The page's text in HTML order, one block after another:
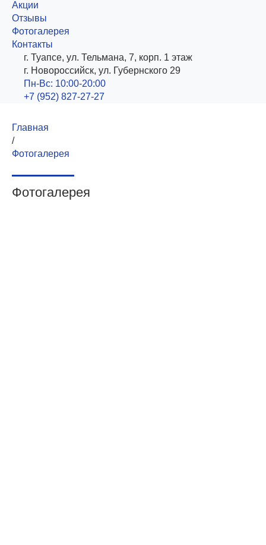
Акции
Отзывы
Фотогалерея
Контакты
г. Туапсе, ул. Тельмана, 7, корп. 1 этаж
г. Новороссийск, ул. Губернского 29
Пн-Вс: 10:00-20:00
+7 (952) 827-27-27
Главная
/
Фотогалерея
Фотогалерея